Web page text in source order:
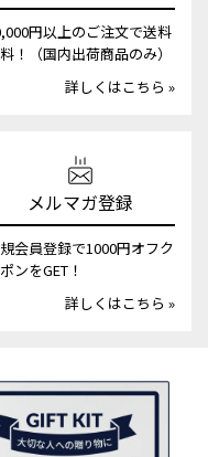
円以上のご注文で送料
！（国内出荷商品のみ）
詳しくはこちら »
メルマガ登録
会員登録で1000円オフク
ンをGET！
詳しくはこちら »